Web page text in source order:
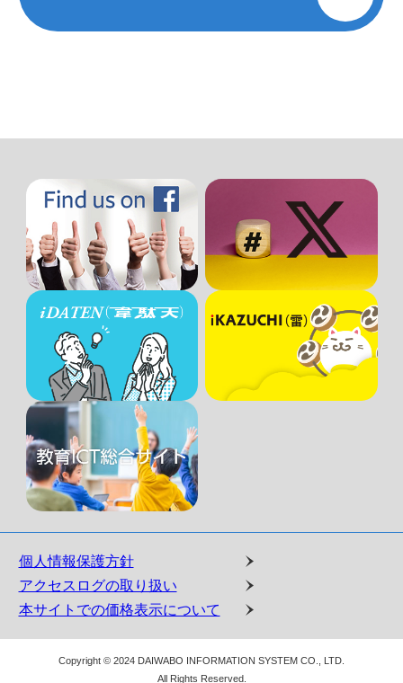
個人情報保護方針
アクセスログの取り扱い
本サイトでの価格表示について
Copyright © 2024 DAIWABO INFORMATION SYSTEM CO., LTD.
All Rights Reserved.